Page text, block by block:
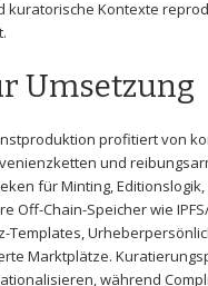
Kontexte
Umsetzung
profitiert von⁣
und
für Minting,
Off-Chain-Speicher‍ wie
Templates,
Marktplätze.
während